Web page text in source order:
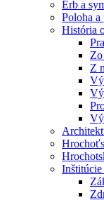
Erb a
Poloha
História
Z